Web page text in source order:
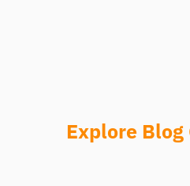
Explore